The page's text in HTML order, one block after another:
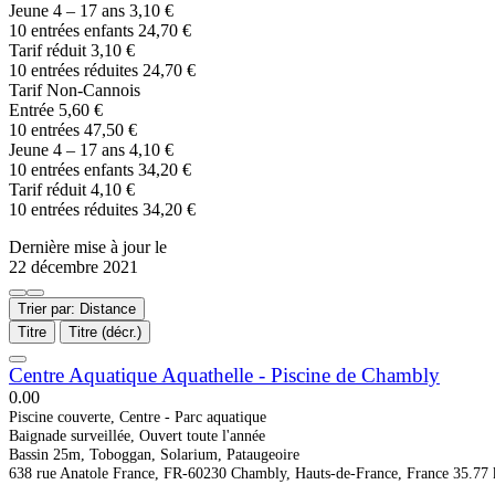
Jeune 4 – 17 ans 3,10 €
10 entrées enfants 24,70 €
Tarif réduit 3,10 €
10 entrées réduites 24,70 €
Tarif Non-Cannois
Entrée 5,60 €
10 entrées 47,50 €
Jeune 4 – 17 ans 4,10 €
10 entrées enfants 34,20 €
Tarif réduit 4,10 €
10 entrées réduites 34,20 €
Dernière mise à jour le
22 décembre 2021
Trier par: Distance
Titre
Titre (décr.)
Centre Aquatique Aquathelle - Piscine de Chambly
0.00
Piscine couverte, Centre - Parc aquatique
Baignade surveillée, Ouvert toute l'année
Bassin 25m, Toboggan, Solarium, Pataugeoire
638 rue Anatole France, FR-60230 Chambly, Hauts-de-France, France 35.77